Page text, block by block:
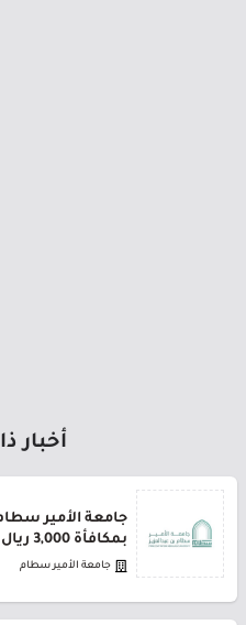
أخبار
جامعة الأمير
بمكافأة 3,000 ريال
جامعة الأمير سطام